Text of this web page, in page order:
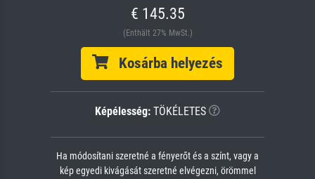
€ 145.35
(Enthält 27% MwSt.)
Kosárba helyezés
Képélesség: TÖKÉLETES
Ha módosítani szeretné a fényerőt és a színt, vagy a
kép egyedi kivágását szeretné elvégezni, örömmel